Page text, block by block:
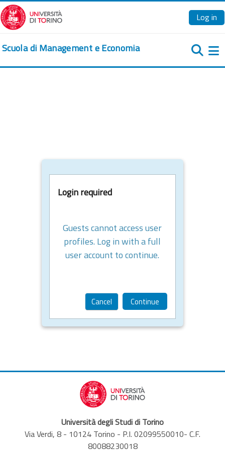
Skip to main content
Log in
Scuola di Management e Economia
Login required
Guests cannot access user
profiles. Log in with a full
user account to continue.
Cancel Continue
Università degli Studi di Torino
Via Verdi, 8 - 10124 Torino - P.I. 02099550010- C.F.
80088230018